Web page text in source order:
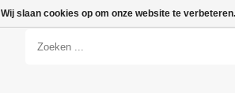
Wij slaan cookies op om onze website te